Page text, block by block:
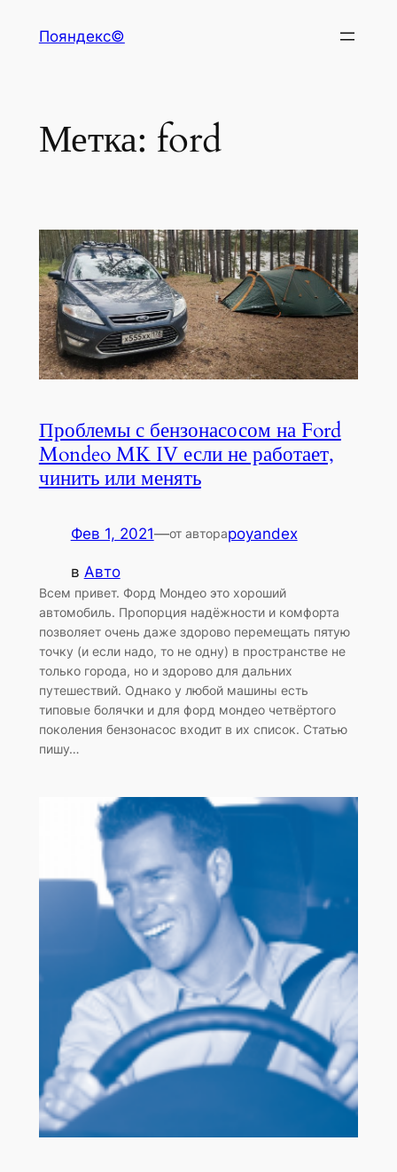
Пояндекс©
Метка: ford
Проблемы с бензонасосом на Ford
Mondeo MK IV если не работает,
чинить или менять
Фев 1, 2021—от автораpoyandex
в Авто
Всем привет. Форд Мондео это хороший
автомобиль. Пропорция надёжности и комфорта
позволяет очень даже здорово перемещать пятую
точку (и если надо, то не одну) в пространстве не
только города, но и здорово для дальних
путешествий. Однако у любой машины есть
типовые болячки и для форд мондео четвёртого
поколения бензонасос входит в их список. Статью
пишу…